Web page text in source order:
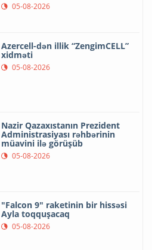
05-08-2026
Azercell-dən illik “ZengimCELL”
xidməti
05-08-2026
Nazir Qazaxıstanın Prezident
Administrasiyası rəhbərinin
müavini ilə görüşüb
05-08-2026
"Falcon 9" raketinin bir hissəsi
Ayla toqquşacaq
05-08-2026